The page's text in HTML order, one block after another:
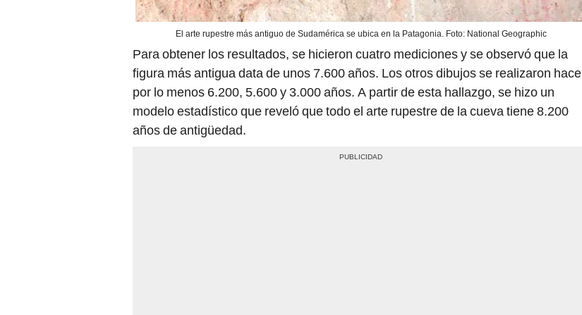
El arte rupestre más antiguo de Sudamérica se ubica en la Patagonia. Foto: National Geographic
Para obtener los resultados, se hicieron cuatro mediciones y se observó que la
figura más antigua data de unos 7.600 años. Los otros dibujos se realizaron hace
por lo menos 6.200, 5.600 y 3.000 años. A partir de esta hallazgo, se hizo un
modelo estadístico que reveló que todo el arte rupestre de la cueva tiene 8.200
años de antigüedad.